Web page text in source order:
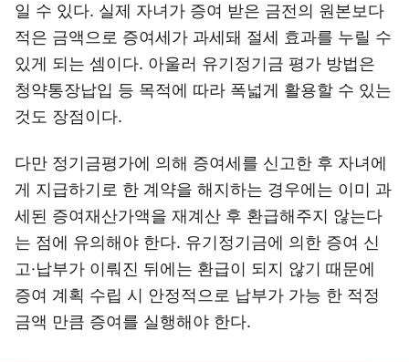
일 수 있다. 실제 자녀가 증여 받은 금전의 원본보다
적은 금액으로 증여세가 과세돼 절세 효과를 누릴 수
있게 되는 셈이다. 아울러 유기정기금 평가 방법은
청약통장납입 등 목적에 따라 폭넓게 활용할 수 있는
것도 장점이다.
다만 정기금평가에 의해 증여세를 신고한 후 자녀에
게 지급하기로 한 계약을 해지하는 경우에는 이미 과
세된 증여재산가액을 재계산 후 환급해주지 않는다
는 점에 유의해야 한다. 유기정기금에 의한 증여 신
고·납부가 이뤄진 뒤에는 환급이 되지 않기 때문에
증여 계획 수립 시 안정적으로 납부가 가능 한 적정
금액 만큼 증여를 실행해야 한다.